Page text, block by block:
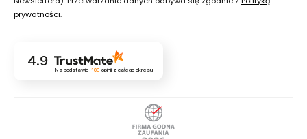
prywatności.
4.9
Na podstawie 103 opinii z całego okresu